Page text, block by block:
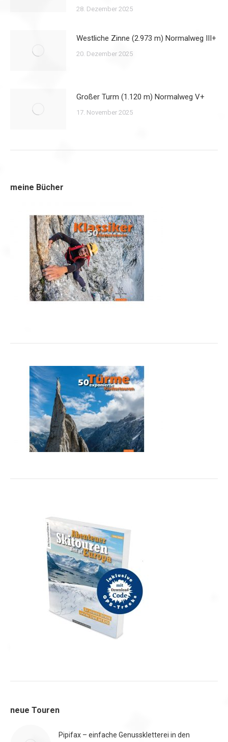
28. Dezember 2025
Westliche Zinne (2.973 m) Normalweg III+
20. Dezember 2025
Großer Turm (1.120 m) Normalweg V+
17. November 2025
meine Bücher
neue Touren
Pipifax – einfache Genusskletterei in den